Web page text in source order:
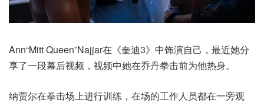
Ann“Mitt Queen”Najjar在《奎迪3》中饰演自己，最近她分
享了一段幕后视频，视频中她在乔丹拳击前为他热身。
纳贾尔在拳击场上进行训练，在场的工作人员都在一旁观